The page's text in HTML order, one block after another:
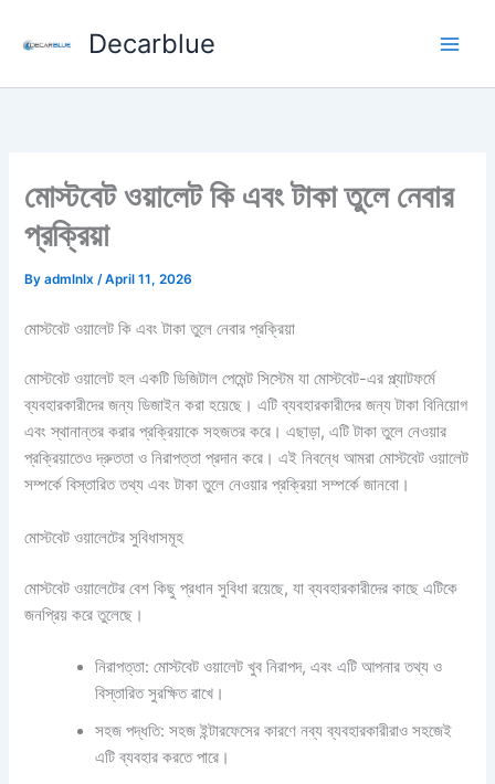
Decarblue
মোস্টবেট ওয়ালেট কি এবং টাকা তুলে নেবার
প্রক্রিয়া
Byadmlnlx/April 11, 2026
মোস্টবেট ওয়ালেট কি এবং টাকা তুলে নেবার প্রক্রিয়া
মোস্টবেট ওয়ালেট হল একটি ডিজিটাল পেমেন্ট সিস্টেম যা মোস্টবেট-এর প্ল্যাটফর্মে
ব্যবহারকারীদের জন্য ডিজাইন করা হয়েছে। এটি ব্যবহারকারীদের জন্য টাকা বিনিয়োগ
এবং স্থানান্তর করার প্রক্রিয়াকে সহজতর করে। এছাড়া, এটি টাকা তুলে নেওয়ার
প্রক্রিয়াতেও দ্রুততা ও নিরাপত্তা প্রদান করে। এই নিবন্ধে আমরা মোস্টবেট ওয়ালেট
সম্পর্কে বিস্তারিত তথ্য এবং টাকা তুলে নেওয়ার প্রক্রিয়া সম্পর্কে জানবো।
মোস্টবেট ওয়ালেটের সুবিধাসমূহ
মোস্টবেট ওয়ালেটের বেশ কিছু প্রধান সুবিধা রয়েছে, যা ব্যবহারকারীদের কাছে এটিকে
জনপ্রিয় করে তুলেছে।
নিরাপত্তা: মোস্টবেট ওয়ালেট খুব নিরাপদ, এবং এটি আপনার তথ্য ও
বিস্তারিত সুরক্ষিত রাখে।
সহজ পদ্ধতি: সহজ ইন্টারফেসের কারণে নব্য ব্যবহারকারীরাও সহজেই
এটি ব্যবহার করতে পারে।